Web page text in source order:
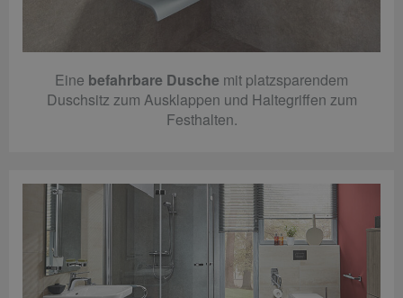
Eine befahrbare Dusche mit platzsparendem
Duschsitz zum Ausklappen und Haltegriffen zum
Festhalten.